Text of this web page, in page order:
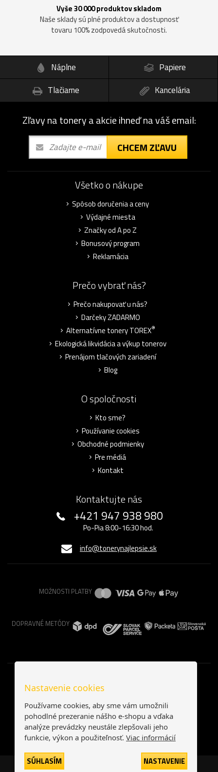
Vyše 30 000 produktov skladom
Naše sklady sú plné produktov a dostupnosť
tovaru 100% zodpovedá skutočnosti.
Náplne
Papiere
Tlačiarne
Kancelária
Zľavy na tonery a akcie ihneď na váš email:
CHCEM ZĽAVU
Všetko o nákupe
Spôsob doručenia a ceny
Výdajné miesta
Značky od A po Z
Bonusový program
Reklamácia
Prečo vybrať nás?
Prečo nakupovať u nás?
Darčeky ZADARMO
Alternatívne tonery TOREX®
Ekologická likvidácia a výkup tonerov
Prenájom tlačových zariadení
Blog
O spoločnosti
Kto sme?
Používanie cookies
Obchodné podmienky
Pre médiá
Kontakt
Kontaktujte nás
+421 947 938 980
Po-Pia 8:00-16:30 hod.
info@tonerynajlepsie.sk
MOŽNOSTI PLATBY
DOPRAVNÉ METÓDY
Nastavenie cookies
Používame cookies, aby sme vám umožnili
pohodlné prezeranie nášho e-shopu a vďaka
analýze prevádzky neustále zlepšovali jeho
funkcie, výkon a použiteľnosť. Viac informácií
SÚHLASÍM NASTAVENIE